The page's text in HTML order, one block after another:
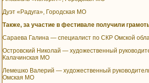
Дуэт «Радуга», Городская МО
Также, за участие в фестивале получили
Сараева Галина — специалист по СКР Омской
Островский Николай — художественный
Калачинская МО
Лемешко Валерий — художественный
Омская МО